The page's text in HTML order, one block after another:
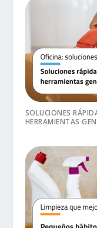
SOLUCIONES
HERRAMIENTAS